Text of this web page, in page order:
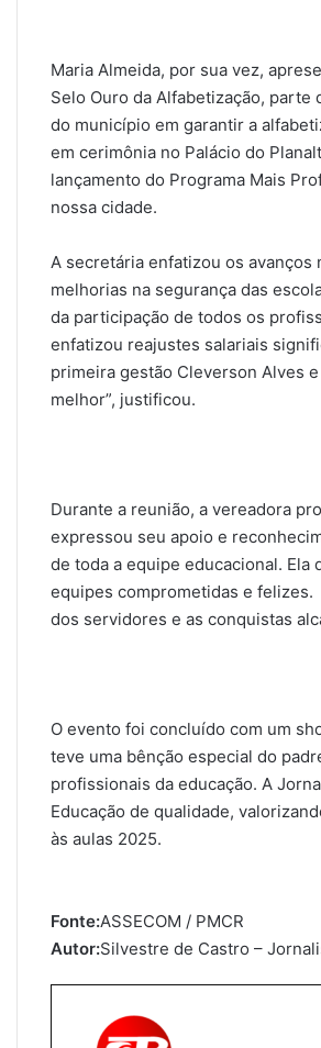
Maria Almeida, por sua vez,
Selo Ouro da Alfabetização,
do município em garantir a
em cerimônia no Palácio do
lançamento do Programa Mais
nossa cidade.
A secretária enfatizou os avanços
melhorias na segurança das
da participação de todos os
enfatizou reajustes salariais
primeira gestão Cleverson Alves
melhor”, justificou.
Durante a reunião, a vereadora
expressou seu apoio e
de toda a equipe educacional.
equipes comprometidas e felizes.
dos servidores e as conquistas
O evento foi concluído com um
teve uma bênção especial do
profissionais da educação. A
Educação de qualidade,
às aulas 2025.
Fonte:ASSECOM / PMCR
Autor:Silvestre de Castro –